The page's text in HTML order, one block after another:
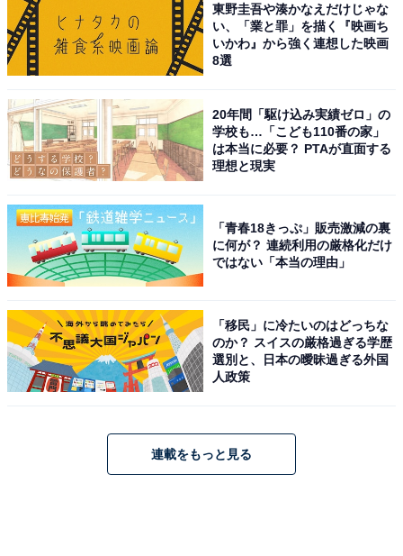
東野圭吾や湊かなえだけじゃな
い、「業と罪」を描く『映画ち
いかわ』から強く連想した映画
8選
20年間「駆け込み実績ゼロ」の
学校も…「こども110番の家」
は本当に必要？ PTAが直面する
理想と現実
「青春18きっぷ」販売激減の裏
に何が？ 連続利用の厳格化だけ
ではない「本当の理由」
「移民」に冷たいのはどっちな
のか？ スイスの厳格過ぎる学歴
選別と、日本の曖昧過ぎる外国
人政策
連載をもっと見る